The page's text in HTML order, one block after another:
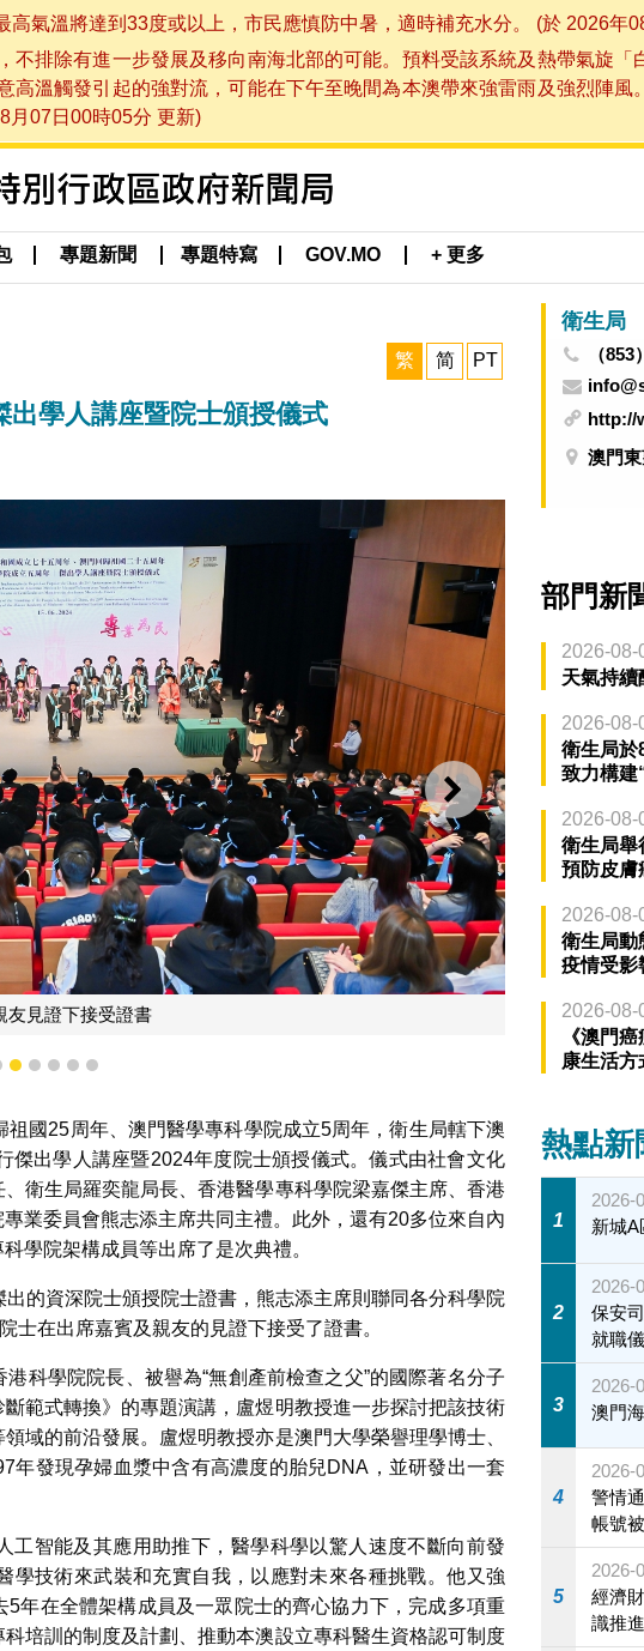
氣溫將達到33度或以上，市民應慎防中暑，適時補充水分。 (於 2026年
不排除有進一步發展及移向南海北部的可能。預料受該系統及熱帶氣旋
溫觸發引起的強對流，可能在下午至晚間為本澳帶來強雷雨及強烈陣風
月07日00時05分 更新)
專題新聞 專題特寫 GOV.MO + 更多
繁 简 PT
學人講座暨院士頒授儀式
下一則
歐陽瑜司長分別向17位傑出的資深院士頒授院士證書
2 3 4 5 6
國25周年、澳門醫學專科學院成立5周年，衛生局轄下澳
傑出學人講座暨2024年度院士頒授儀式。儀式由社會文化
衛生局羅奕龍局長、香港醫學專科學院梁嘉傑主席、香港
業委員會熊志添主席共同主禮。此外，還有20多位來自內
學院架構成員等出席了是次典禮。
的資深院士頒授院士證書，熊志添主席則聯同各分科學院
士在出席嘉賓及親友的見證下接受了證書。
科學院院長、被譽為“無創產前檢查之父”的國際著名分子
範式轉換》的專題演講，盧煜明教授進一步探討把該技術
域的前沿發展。盧煜明教授亦是澳門大學榮譽理學博士、
年發現孕婦血漿中含有高濃度的胎兒DNA，並研發出一套
工智能及其應用助推下，醫學科學以驚人速度不斷向前發
學技術來武裝和充實自我，以應對未來各種挑戰。他又強
年在全體架構成員及一眾院士的齊心協力下，完成多項重
培訓的制度及計劃、推動本澳設立專科醫生資格認可制度
衛生局
（
http://
澳門
部門新
2026-08-
天氣持
2026-08-
衛生局於
致力構建
2026-08-
衛生局舉
預防皮膚
2026-08-
衛生局動
疫情受影
2026-08-
《澳門
康生活方
熱點新
1
2026-
新城
2
2026-
保安
就職
3
2026-
澳門
4
2026-
警情
帳號
5
2026-
經濟
識推